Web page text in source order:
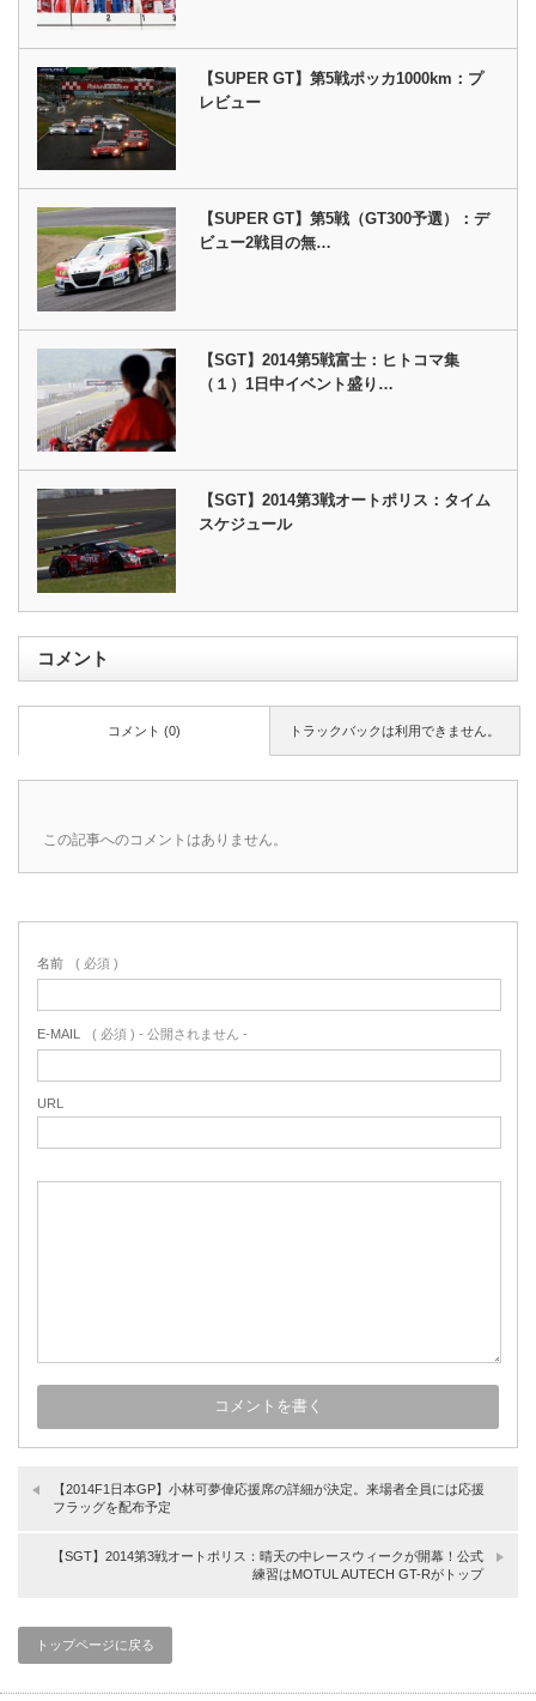
【SUPER GT】第5戦ポッカ1000km：プ
レビュー
【SUPER GT】第5戦（GT300予選）：デ
ビュー2戦目の無…
【SGT】2014第5戦富士：ヒトコマ集
（１）1日中イベント盛り…
【SGT】2014第3戦オートポリス：タイム
スケジュール
コメント
トラックバックは利用できません。
コメント (0)
この記事へのコメントはありません。
名前 ( 必須 )
E-MAIL ( 必須 ) - 公開されません -
URL
【2014F1日本GP】小林可夢偉応援席の詳細が決定。来場者全員には応援
フラッグを配布予定
【SGT】2014第3戦オートポリス：晴天の中レースウィークが開幕！公式
練習はMOTUL AUTECH GT-Rがトップ
トップページに戻る